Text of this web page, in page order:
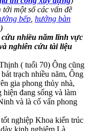
một số các vấn đề
bếp hướng bàn
nhiều năm lĩnh vực
nghiên cứu tài liệu
( tuổi 70) Ông cũng
trạch nhiều năm, Ông
gia phong thủy nhà,
đang sống và làm
và là cố vấn phong
nghiệp Khoa kiến trúc